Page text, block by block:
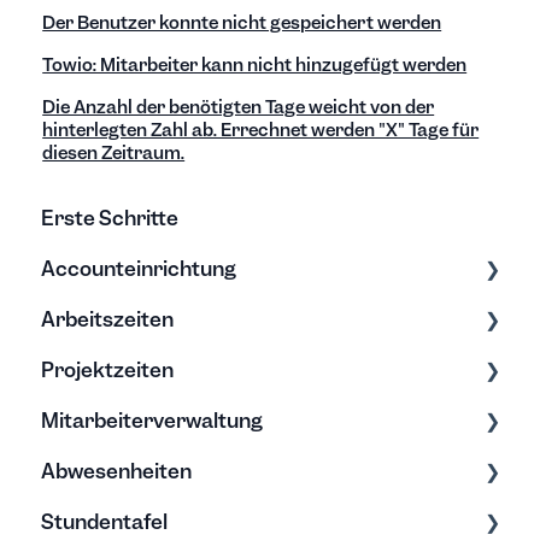
Der Benutzer konnte nicht gespeichert werden
Towio: Mitarbeiter kann nicht hinzugefügt werden
Die Anzahl der benötigten Tage weicht von der
hinterlegten Zahl ab. Errechnet werden "X" Tage für
diesen Zeitraum.
Erste Schritte
Accounteinrichtung
Einstellungen
Export/Import & Backups
Hilfe & Tipps
Arbeitszeiten
Zeiten erfassen
Zeiten bearbeiten
Projektzeiten
Erfassung & Bearbeitung
Projektberichte
Budgets
Mitarbeiterverwaltung
Bearbeitung & Archivierung
Soll-Arbeitszeit
Abwesenheiten
Allgemein
Stundentafel